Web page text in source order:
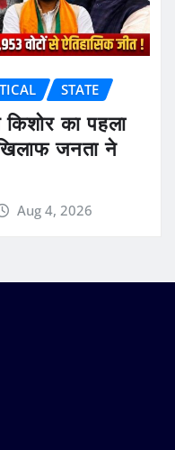
STATE
का पहला
जनता ने
Aug 4, 2026